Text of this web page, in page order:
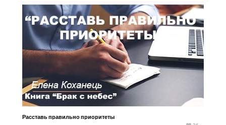
Расставь правильно приоритеты